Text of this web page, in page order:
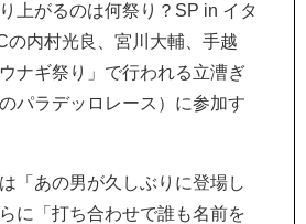
上がるのは何祭り？SP in イタ
の内村光良、宮川大輔、手越
ナギ祭り」で行われる立漕ぎ
パラデッロレース）に参加す
「あの男が久しぶりに登場し
に「打ち合わせで誰も名前を